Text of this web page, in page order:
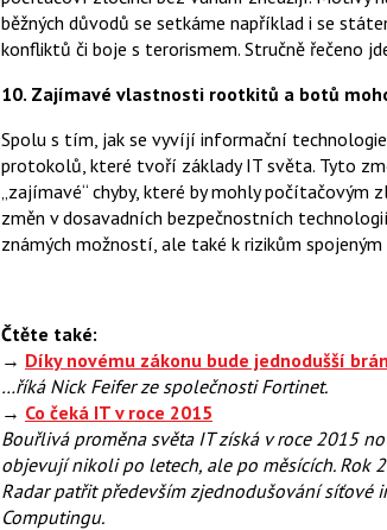
běžných důvodů se setkáme například i se
konfliktů či boje s terorismem. Stručně řečeno
10. Zajímavé vlastnosti rootkitů a botů
Spolu s tím, jak se vyvíjí informační
protokolů, které tvoří základy IT světa. Tyto
„zajímavé“ chyby, které by mohly
změn v dosavadních bezpečnostních
známých možností, ale také k rizikům
Čtěte také:
→ Díky novému zákonu bude jednodušší
…říká Nick Feifer ze společnosti Fortinet.
→ Co čeká IT v roce 2015
Bouřlivá proměna světa IT získá v roce 2015
objevují nikoli po letech, ale po měsících. Rok
Radar patřit především zjednodušování síťové
Computingu.